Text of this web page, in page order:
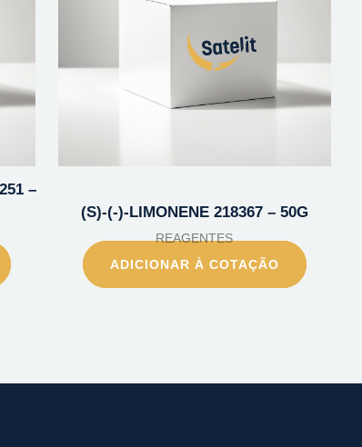
–
(S)-(-)-LIMONENE 218367 – 50G
REAGENTES
ADICIONAR À COTAÇÃO